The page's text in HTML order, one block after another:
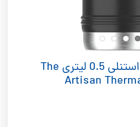
ظرف غذای آرتیزان استنلی 0.5 لیتری The
Artisan